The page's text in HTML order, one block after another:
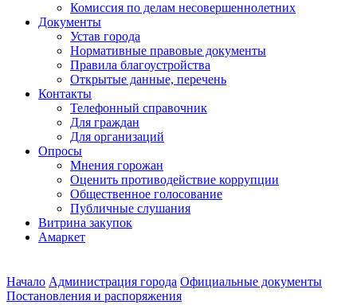
Комиссия по делам несовершеннолетних
Документы
Устав города
Нормативные правовые документы
Правила благоустройства
Открытые данные, перечень
Контакты
Телефонный справочник
Для граждан
Для организаций
Опросы
Мнения горожан
Оценить противодействие коррупции
Общественное голосование
Публичные слушания
Витрина закупок
Амаркет
Начало Администрация города Официальные документы
Постановления и распоряжения